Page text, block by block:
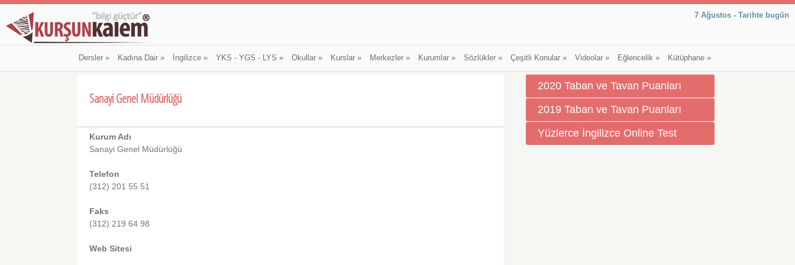
7 Ağustos - Tarihte bugün
Dersler» Kadına Dair» İngilizce» YKS - YGS - LYS » Okullar» Kurslar» Merkezler» Kurumlar» Sözlükler» Çeşitli Konular» Videolar» Eğlencelik» Kütüphane»
Sanayi Genel Müdürlüğü
Kurum Adı
Sanayi Genel Müdürlüğü
Telefon
(312) 201 55 51
Faks
(312) 219 64 98
Web Sitesi
2020 Taban ve Tavan Puanları
2019 Taban ve Tavan Puanları
Yüzlerce İngilizce Online Test